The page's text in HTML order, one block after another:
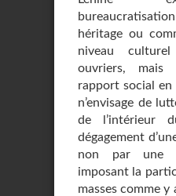
héritage ou
niveau
ouvriers, mais
rapport social en
n’envisage de
de l’intérieur
dégagement
non par une
imposant la
masses comme